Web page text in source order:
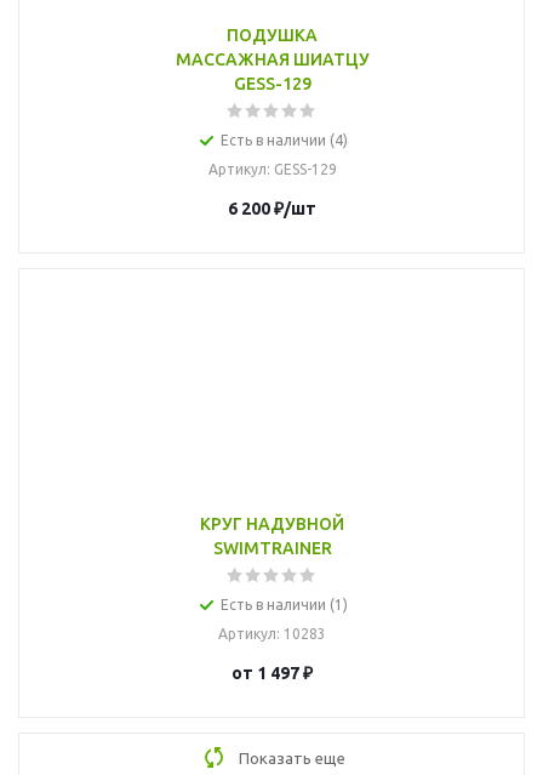
ПОДУШКА
МАССАЖНАЯ ШИАТЦУ
GESS-129
Есть в наличии (4)
Артикул: GESS-129
6 200₽/шт
КРУГ НАДУВНОЙ
SWIMTRAINER
Есть в наличии (1)
Артикул: 10283
от 1 497 ₽
Показать еще